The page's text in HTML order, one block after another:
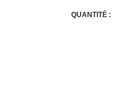
QUANTITÉ :